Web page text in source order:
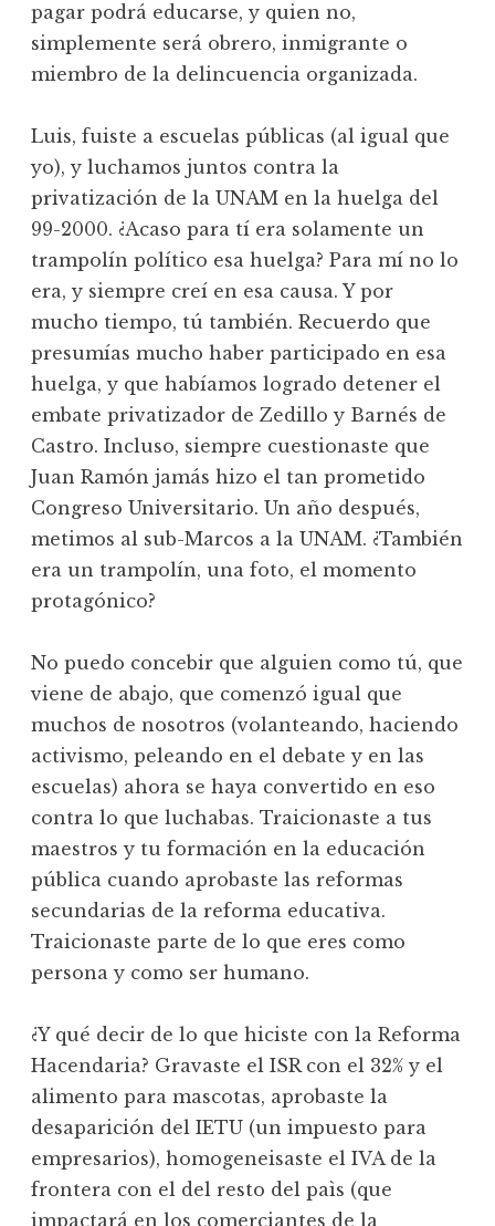
pagar podrá educarse, y quien no,
simplemente será obrero, inmigrante o
miembro de la delincuencia organizada.
Luis, fuiste a escuelas públicas (al igual que
yo), y luchamos juntos contra la
privatización de la UNAM en la huelga del
99-2000. ¿Acaso para tí era solamente un
trampolín político esa huelga? Para mí no lo
era, y siempre creí en esa causa. Y por
mucho tiempo, tú también. Recuerdo que
presumías mucho haber participado en esa
huelga, y que habíamos logrado detener el
embate privatizador de Zedillo y Barnés de
Castro. Incluso, siempre cuestionaste que
Juan Ramón jamás hizo el tan prometido
Congreso Universitario. Un año después,
metimos al sub-Marcos a la UNAM. ¿También
era un trampolín, una foto, el momento
protagónico?
No puedo concebir que alguien como tú, que
viene de abajo, que comenzó igual que
muchos de nosotros (volanteando, haciendo
activismo, peleando en el debate y en las
escuelas) ahora se haya convertido en eso
contra lo que luchabas. Traicionaste a tus
maestros y tu formación en la educación
pública cuando aprobaste las reformas
secundarias de la reforma educativa.
Traicionaste parte de lo que eres como
persona y como ser humano.
¿Y qué decir de lo que hiciste con la Reforma
Hacendaria? Gravaste el ISR con el 32% y el
alimento para mascotas, aprobaste la
desaparición del IETU (un impuesto para
empresarios), homogeneisaste el IVA de la
frontera con el del resto del paìs (que
impactará en los comerciantes de la